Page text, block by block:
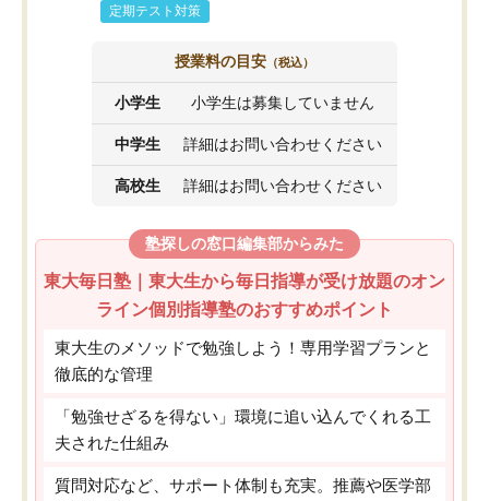
定期テスト対策
授業料の目安 （税込）
小学生 小学生は募集していません
中学生 詳細はお問い合わせください
高校生 詳細はお問い合わせください
塾探しの窓口編集部からみた
東大毎日塾｜東大生から毎日指導が受け放題のオン
ライン個別指導塾のおすすめポイント
東大生のメソッドで勉強しよう！専用学習プランと
徹底的な管理
「勉強せざるを得ない」環境に追い込んでくれる工
夫された仕組み
質問対応など、サポート体制も充実。推薦や医学部